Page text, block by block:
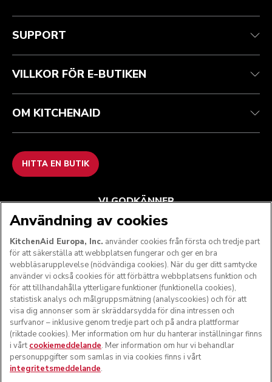
Health Check
Spåra din beställning
Garanti och dokument
Vanliga frågor
Regler och villkor
Returer och återbetalningar
Imprint
ODR
Varumärket
Hitta en butik
SUPPORT
VILLKOR FÖR E-BUTIKEN
OM KITCHENAID
HITTA EN BUTIK
VI GODKÄNNER
FÖLJ OSS
Användning av cookies
KitchenAid Europa, Inc. använder cookies från första och tredje part
för att säkerställa att webbplatsen fungerar och ger en bra
webbläsarupplevelse (nödvändiga cookies). När du ger ditt samtycke
använder vi också cookies för att förbättra webbplatsens funktion och
för att tillhandahålla ytterligare funktioner (funktionella cookies),
statistisk analys och målgruppsmätning (analyscookies) och för att
visa dig annonser som är skräddarsydda för dina intressen och
surfvanor – inklusive genom tredje part och på andra plattformar
(riktade cookies). Mer information om hur du hanterar inställningar finns
i vårt cookiemeddelande. Mer information om hur vi behandlar
personuppgifter som samlas in via cookies finns i vårt
integritetsmeddelande.